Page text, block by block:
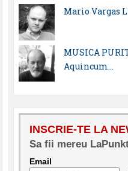
Mario Vargas
MUSICA
Aquincum…
INSCRIE-TE LA
Sa fii mereu
Email